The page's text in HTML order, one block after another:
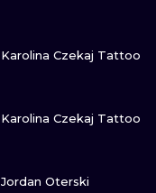
Karolina Czekaj Tattoo
Karolina Czekaj Tattoo
Jordan Oterski